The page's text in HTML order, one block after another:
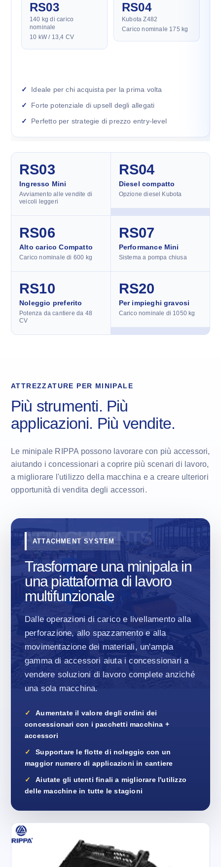
RS03
140 kg di carico
nominale
10 kW / 13,4 CV
RS04
Kubota Z482
Carico nominale 175 kg
Ideale per chi acquista per la prima volta
Forte potenziale di upsell degli allegati
Perfetto per strategie di prezzo entry-level
RS03
Ingresso Mini
Avviamento alle vendite di
veicoli leggeri
RS04
Diesel compatto
Opzione diesel Kubota
RS06
Alto carico Compatto
Carico nominale di 600 kg
RS07
Performance Mini
Sistema a pompa chiusa
RS10
Noleggio preferito
Potenza da cantiere da 48
CV
RS20
Per impieghi gravosi
Carico nominale di 1050 kg
ATTREZZATURE PER MINIPALE
Più strumenti. Più
applicazioni. Più vendite.
Le minipale RIPPA possono lavorare con più accessori,
aiutando i concessionari a coprire più scenari di lavoro,
a migliorare l'utilizzo della macchina e a creare ulteriori
opportunità di vendita degli accessori.
ATTACHMENT SYSTEM
Trasformare una minipala in
una piattaforma di lavoro
multifunzionale
Dalle operazioni di carico e livellamento alla
perforazione, allo spazzamento e alla
movimentazione dei materiali, un'ampia
gamma di accessori aiuta i concessionari a
vendere soluzioni di lavoro complete anziché
una sola macchina.
Aumentate il valore degli ordini dei
concessionari con i pacchetti macchina +
accessori
Supportare le flotte di noleggio con un
maggior numero di applicazioni in cantiere
Aiutate gli utenti finali a migliorare l'utilizzo
delle macchine in tutte le stagioni